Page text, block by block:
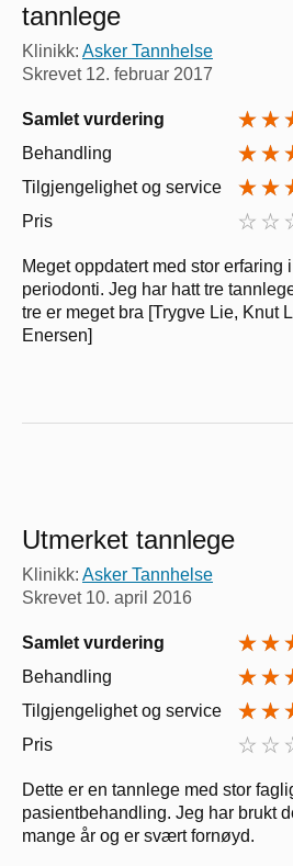
tannlege
Klinikk: Asker Tannhelse
Skrevet 12. februar 2017
Samlet vurdering
Behandling
Tilgjengelighet og service
Pris
Meget oppdatert med stor erfaring
periodonti. Jeg har hatt tre
tre er meget bra [Trygve Lie, Knut
Enersen]
Utmerket tannlege
Klinikk: Asker Tannhelse
Skrevet 10. april 2016
Samlet vurdering
Behandling
Tilgjengelighet og service
Pris
Dette er en tannlege med stor
pasientbehandling. Jeg har brukt
mange år og er svært fornøyd.